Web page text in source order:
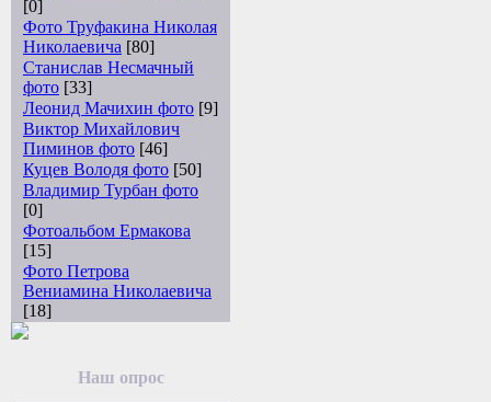
[0]
Фото Труфакина Николая
Николаевича [80]
Станислав Несмачный
фото [33]
Леонид Мачихин фото [9]
Виктор Михайлович
Пиминов фото [46]
Куцев Володя фото [50]
Владимир Турбан фото
[0]
Фотоальбом Ермакова
[15]
Фото Петрова
Вениамина Николаевича
[18]
Наш опрос